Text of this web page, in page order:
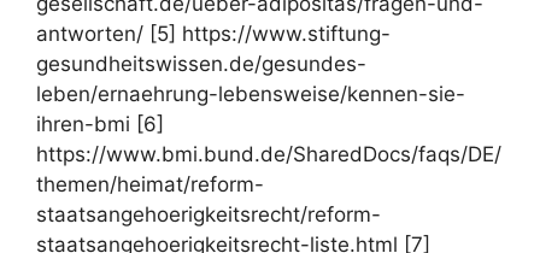
antworten/ [5] https://www.stiftung-
gesundheitswissen.de/gesundes-
leben/ernaehrung-lebensweise/kennen-sie-
ihren-bmi [6]
https://www.bmi.bund.de/SharedDocs/faqs/DE/
themen/heimat/reform-
staatsangehoerigkeitsrecht/reform-
staatsangehoerigkeitsrecht-liste.html [7]